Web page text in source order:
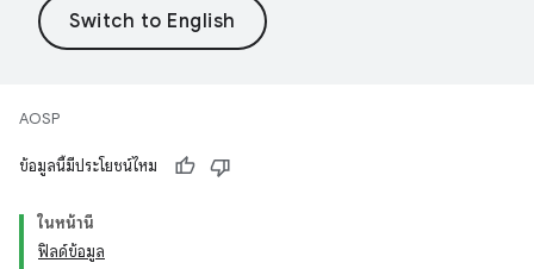
AOSP
ข้อมูลนี้มีประโยชน์ไหม
ในหน้านี้
ฟิลด์ข้อมูล